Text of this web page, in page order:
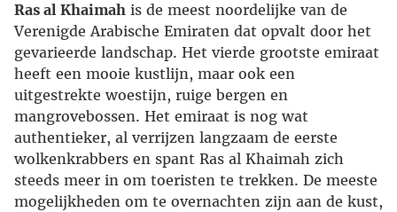
Ras al Khaimah is de meest noordelijke van de
Verenigde Arabische Emiraten dat opvalt door het
gevarieerde landschap. Het vierde grootste emiraat
heeft een mooie kustlijn, maar ook een
uitgestrekte woestijn, ruige bergen en
mangrovebossen. Het emiraat is nog wat
authentieker, al verrijzen langzaam de eerste
wolkenkrabbers en spant Ras al Khaimah zich
steeds meer in om toeristen te trekken. De meeste
mogelijkheden om te overnachten zijn aan de kust,